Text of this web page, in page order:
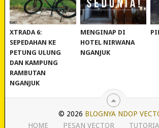
REVIEW POLYGON
XTRADA 6:
SEPEDAHAN KE
PETUNG ULUNG
DAN KAMPUNG
RAMBUTAN
NGANJUK
MURAH BANGET!
MENGINAP DI
HOTEL NIRWANA
NGANJUK
© 2026 BLOGNYA NDOP
HOME
PESAN VECTOR